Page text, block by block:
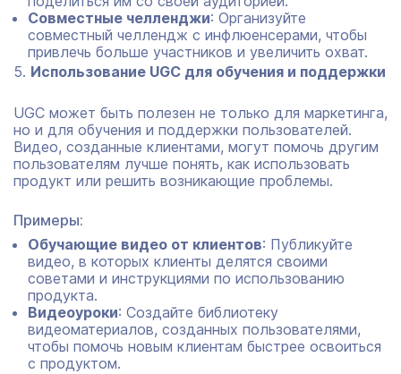
Совместные челленджи: Организуйте
совместный челлендж с инфлюенсерами, чтобы
привлечь больше участников и увеличить охват.
Использование UGC для обучения и поддержки
UGC может быть полезен не только для маркетинга,
но и для обучения и поддержки пользователей.
Видео, созданные клиентами, могут помочь другим
пользователям лучше понять, как использовать
продукт или решить возникающие проблемы.
Примеры:
Обучающие видео от клиентов: Публикуйте
видео, в которых клиенты делятся своими
советами и инструкциями по использованию
продукта.
Видеоуроки: Создайте библиотеку
видеоматериалов, созданных пользователями,
чтобы помочь новым клиентам быстрее освоиться
с продуктом.